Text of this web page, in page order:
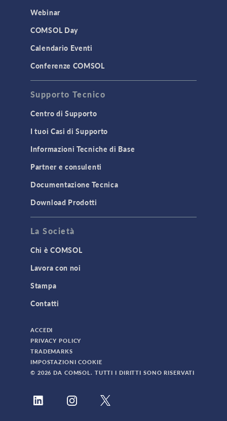
Webinar
COMSOL Day
Calendario Eventi
Conferenze COMSOL
Supporto Tecnico
Centro di Supporto
I tuoi Casi di Supporto
Informazioni Tecniche di Base
Partner e consulenti
Documentazione Tecnica
Download Prodotti
La Società
Chi è COMSOL
Lavora con noi
Stampa
Contatti
ACCEDI
PRIVACY POLICY
TRADEMARKS
IMPOSTAZIONI COOKIE
© 2026 DA COMSOL. TUTTI I DIRITTI SONO RISERVATI